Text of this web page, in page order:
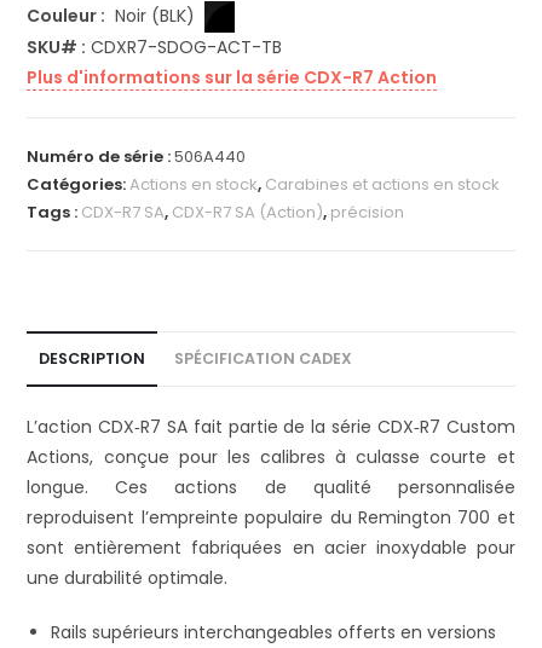
Couleur : Noir (BLK)
SKU# : CDXR7-SDOG-ACT-TB
Plus d'informations sur la série CDX-R7 Action
Numéro de série :506A440
Catégories:Actions en stock, Carabines et actions en stock
Tags : CDX-R7 SA, CDX-R7 SA (Action), précision
DESCRIPTION SPÉCIFICATION CADEX
L’action CDX‑R7 SA fait partie de la série CDX‑R7 Custom
Actions, conçue pour les calibres à culasse courte et
longue. Ces actions de qualité personnalisée
reproduisent l’empreinte populaire du Remington 700 et
sont entièrement fabriquées en acier inoxydable pour
une durabilité optimale.
Rails supérieurs interchangeables offerts en versions